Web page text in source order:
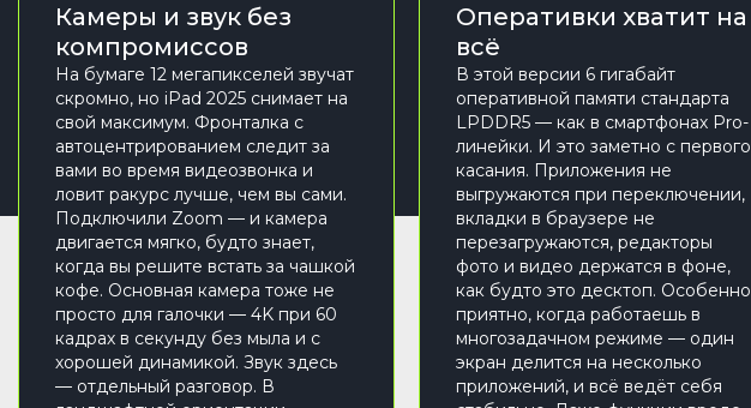
Камеры и звук без
компромиссов
На бумаге 12 мегапикселей звучат
скромно, но iPad 2025 снимает на
свой максимум. Фронталка с
автоцентрированием следит за
вами во время видеозвонка и
ловит ракурс лучше, чем вы сами.
Подключили Zoom — и камера
двигается мягко, будто знает,
когда вы решите встать за чашкой
кофе. Основная камера тоже не
просто для галочки — 4K при 60
кадрах в секунду без мыла и с
хорошей динамикой. Звук здесь
— отдельный разговор. В
Оперативки хватит на
всё
В этой версии 6 гигабайт
оперативной памяти стандарта
LPDDR5 — как в смартфонах Pro-
линейки. И это заметно с первого
касания. Приложения не
выгружаются при переключении,
вкладки в браузере не
перезагружаются, редакторы
фото и видео держатся в фоне,
как будто это десктоп. Особенно
приятно, когда работаешь в
многозадачном режиме — один
экран делится на несколько
приложений, и всё ведёт себя